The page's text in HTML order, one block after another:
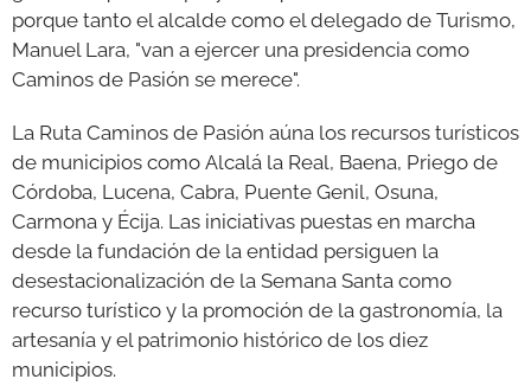
porque tanto el alcalde como el delegado de Turismo,
Manuel Lara, "van a ejercer una presidencia como
Caminos de Pasión se merece".
La Ruta Caminos de Pasión aúna los recursos turísticos
de municipios como Alcalá la Real, Baena, Priego de
Córdoba, Lucena, Cabra, Puente Genil, Osuna,
Carmona y Écija. Las iniciativas puestas en marcha
desde la fundación de la entidad persiguen la
desestacionalización de la Semana Santa como
recurso turístico y la promoción de la gastronomía, la
artesanía y el patrimonio histórico de los diez
municipios.